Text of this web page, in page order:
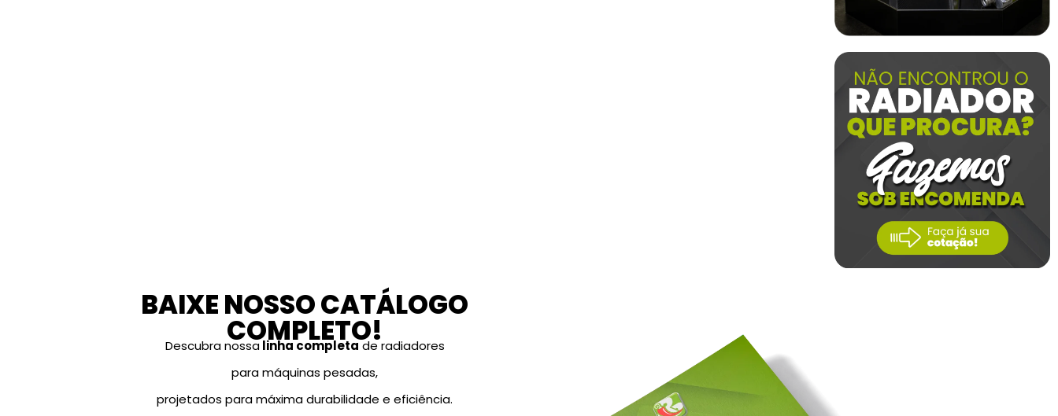
BAIXE NOSSO CATÁLOGO
COMPLETO!
Descubra nossalinha completade radiadores
para máquinas pesadas,
projetados para máxima durabilidade e eficiência.